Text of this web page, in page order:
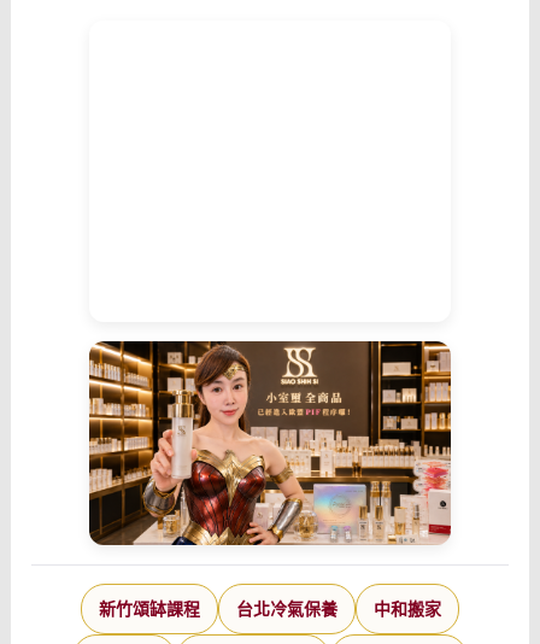
新竹頌缽課程 台北冷氣保養 中和搬家